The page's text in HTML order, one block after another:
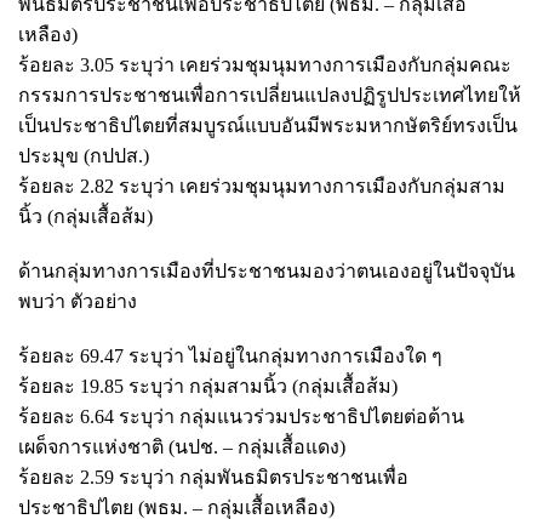
เหลือง)
ร้อยละ 3.05 ระบุว่า เคยร่วมชุมนุมทางการเมืองกับกลุ่มคณะ
กรรมการประชาชนเพื่อการเปลี่ยนแปลงปฏิรูปประเทศไทยให้
เป็นประชาธิปไตยที่สมบูรณ์แบบอันมีพระมหากษัตริย์ทรงเป็น
ประมุข (กปปส.)
ร้อยละ 2.82 ระบุว่า เคยร่วมชุมนุมทางการเมืองกับกลุ่มสาม
นิ้ว (กลุ่มเสื้อส้ม)
ด้านกลุ่มทางการเมืองที่ประชาชนมองว่าตนเองอยู่ในปัจจุบัน
พบว่า ตัวอย่าง
ร้อยละ 69.47 ระบุว่า ไม่อยู่ในกลุ่มทางการเมืองใด ๆ
ร้อยละ 19.85 ระบุว่า กลุ่มสามนิ้ว (กลุ่มเสื้อส้ม)
ร้อยละ 6.64 ระบุว่า กลุ่มแนวร่วมประชาธิปไตยต่อต้าน
เผด็จการแห่งชาติ (นปช. – กลุ่มเสื้อแดง)
ร้อยละ 2.59 ระบุว่า กลุ่มพันธมิตรประชาชนเพื่อ
ประชาธิปไตย (พธม. – กลุ่มเสื้อเหลือง)